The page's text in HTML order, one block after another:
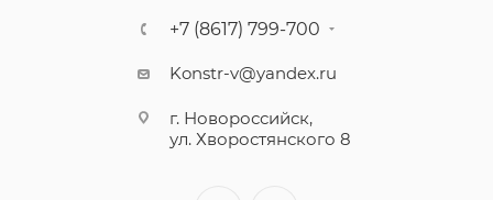
+7 (8617) 799-700
Konstr-v@yandex.ru
г. Новороссийск,
ул. Хворостянского 8